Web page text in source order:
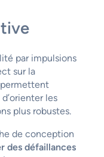
par impulsions
sur la
les
plus robustes.
de conception
des défaillances